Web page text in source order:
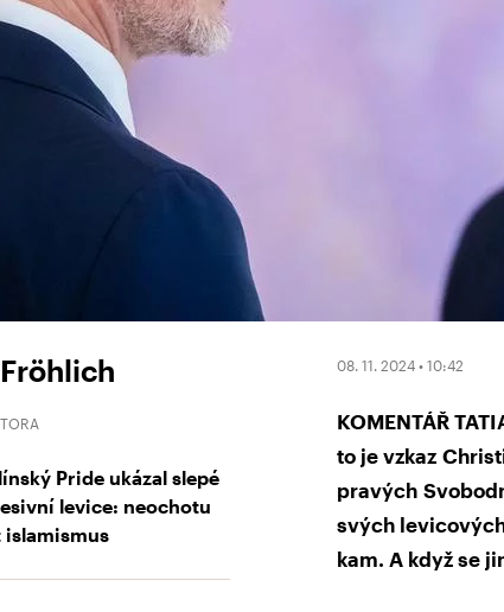
Pride ukázal slepé
levice: neochotu
08. 11. 2024 • 10:42
KOMENTÁŘ
to je vzkaz
pravých
svých
kam. A když se